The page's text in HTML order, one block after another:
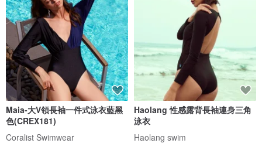
Maia-大V領長袖一件式泳衣藍黑
色(CREX181)
Coralist Swimwear
Haolang 性感露背長袖連身三角
泳衣
Haolang swim